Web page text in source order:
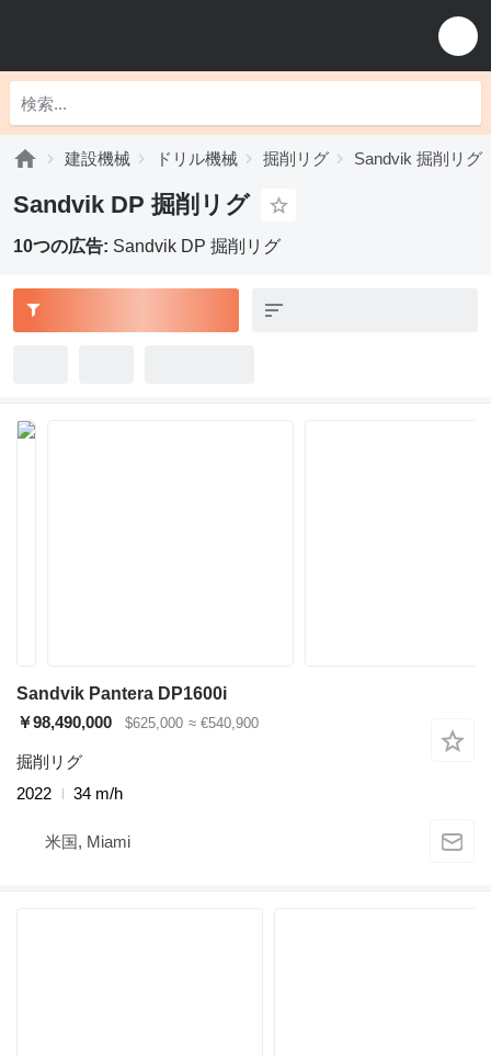
建設機械 ドリル機械 掘削リグ Sandvik 掘削リグ
Sandvik DP 掘削リグ
10つの広告: Sandvik DP 掘削リグ
Sandvik Pantera DP1600i
￥98,490,000
$625,000 ≈ €540,900
掘削リグ
2022
34 m/h
米国, Miami